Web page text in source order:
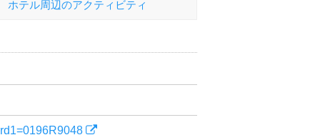
ホテル周辺のアクティビティ